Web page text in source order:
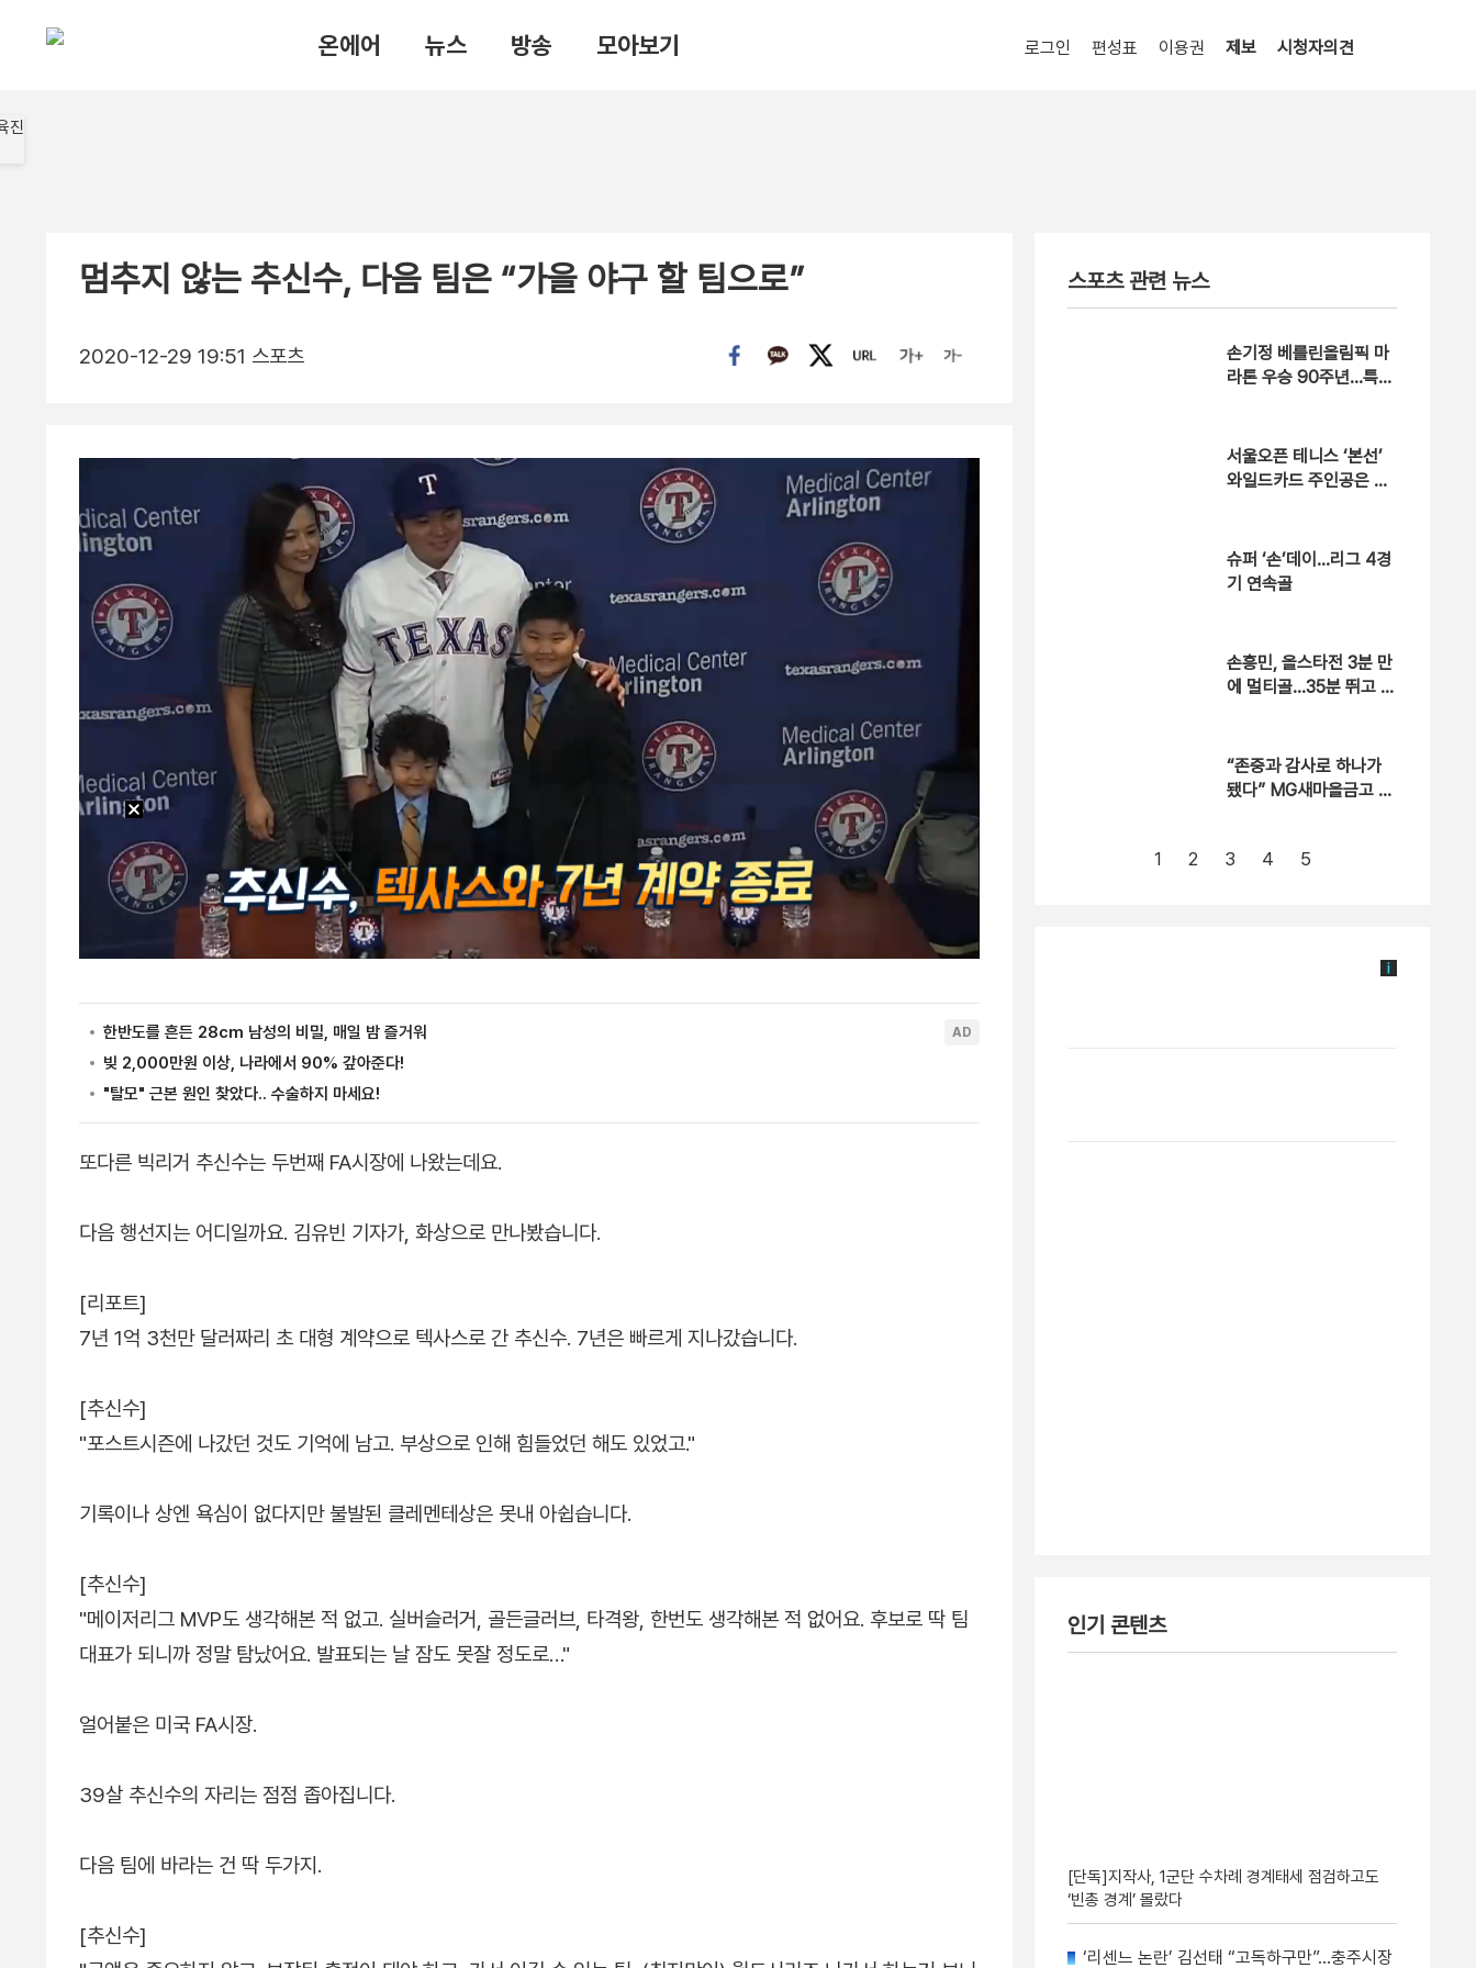
온에어 뉴스 방송 모아보기 로그인 편성표 이용권 제보 시청자의견
멈추지 않는 추신수, 다음 팀은 “가을 야구 할 팀으로”
2020-12-29 19:51 스포츠
또다른 빅리거 추신수는 두번째 FA시장에 나왔는데요.
다음 행선지는 어디일까요. 김유빈 기자가, 화상으로 만나봤습니다.
[리포트]
7년 1억 3천만 달러짜리 초 대형 계약으로 텍사스로 간 추신수. 7년은 빠르게 지나갔습니다.
[추신수]
"포스트시즌에 나갔던 것도 기억에 남고. 부상으로 인해 힘들었던 해도 있었고."
기록이나 상엔 욕심이 없다지만 불발된 클레멘테상은 못내 아쉽습니다.
[추신수]
"메이저리그 MVP도 생각해본 적 없고. 실버슬러거, 골든글러브, 타격왕, 한번도 생각해본 적 없어요. 후보로 딱 팀
대표가 되니까 정말 탐났어요. 발표되는 날 잠도 못잘 정도로…"
얼어붙은 미국 FA시장.
39살 추신수의 자리는 점점 좁아집니다.
다음 팀에 바라는 건 딱 두가지.
[추신수]
스포츠 관련 뉴스
손기정 베를린올림픽 마
라톤 우승 90주년…특별
서울오픈 테니스 ‘본선’
와일드카드 주인공은 조
슈퍼 ‘손’데이…리그 4경
기 연속골
손흥민, 올스타전 3분 만
에 멀티골…35분 뛰고 M
“존중과 감사로 하나가
됐다” MG새마을금고 강
승
1 2 3 4 5
인기 콘텐츠
[단독]지작사, 1군단 수차례 경계태세 점검하고도
‘빈총 경계’ 몰랐다
‘리센느 논란’ 김선태 “고독하구만”…충주시장